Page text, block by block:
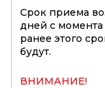
Срок приема
дней с
ранее этого
будут.
ВНИМАНИЕ!